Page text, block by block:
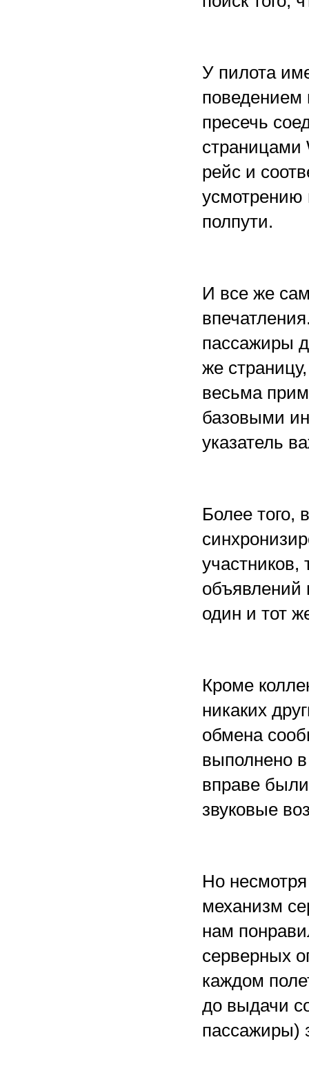
У пилота
поведением
пресечь
страницами
рейс и
усмотрению
полпути.
И все же
пассажиры
же
весьма
базовыми
указатель
Более того,
участников,
объявлений
один и тот
Кроме
никаких
обмена
выполнено
вправе
звуковые
Но
механизм
нам
серверных
каждом
до выдачи
пассажиры)